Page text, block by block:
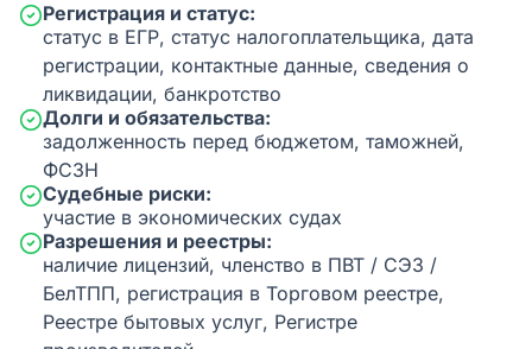
Регистрация и статус:
статус в ЕГР, статус налогоплательщика, дата
регистрации, контактные данные, сведения о
ликвидации, банкротство
Долги и обязательства:
задолженность перед бюджетом, таможней,
ФСЗН
Судебные риски:
участие в экономических судах
Разрешения и реестры:
наличие лицензий, членство в ПВТ / СЭЗ /
БелТПП, регистрация в Торговом реестре,
Реестре бытовых услуг, Регистре